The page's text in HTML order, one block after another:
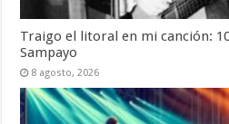
Traigo el litoral en mi canción:
Sampayo
8 agosto, 2026